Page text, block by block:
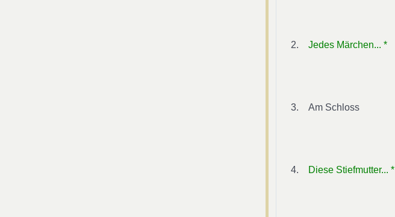
2. Jedes Märchen... *
3. Am Schloss
4. Diese Stiefmutter... *